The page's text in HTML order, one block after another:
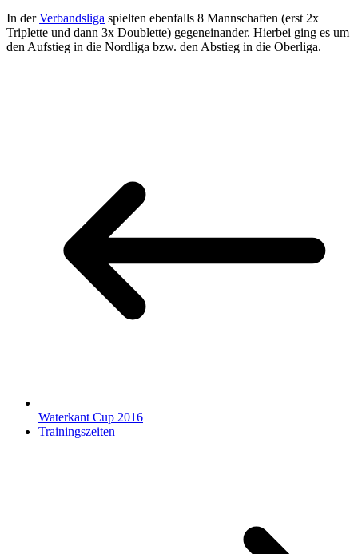
In derVerbandsliga spielten ebenfalls 8 Mannschaften (erst 2x
Triplette und dann 3x Doublette) gegeneinander. Hierbei ging es um
den Aufstieg in die Nordliga bzw. den Abstieg in die Oberliga.
Waterkant Cup 2016
Trainingszeiten